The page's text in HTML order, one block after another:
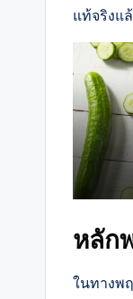
แท้จริงแ
หลัก
ในทางพ